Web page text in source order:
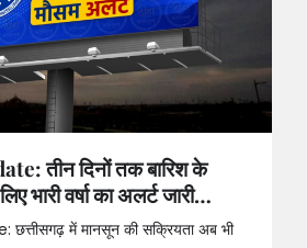
तीन दिनों तक बारिश के
भारी वर्षा का अलर्ट जारी…
में मानसून की सक्रियता अब भी